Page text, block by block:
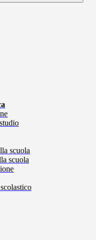
scuola
scuola